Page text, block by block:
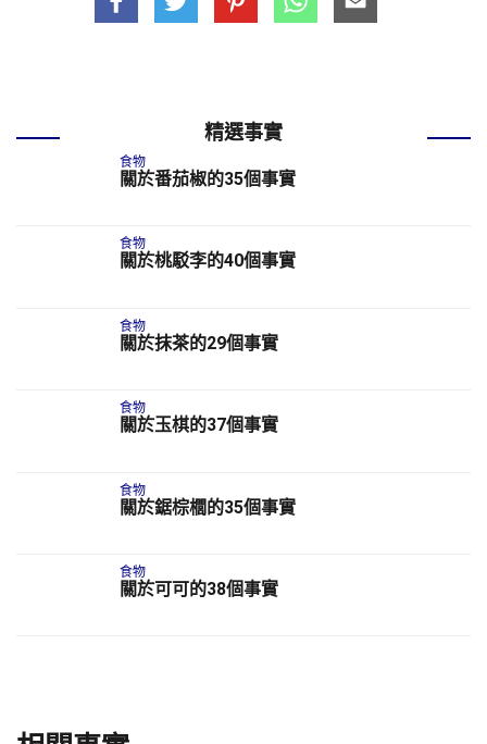
精選事實
食物
關於番茄椒的35個事實
食物
關於桃駁李的40個事實
食物
關於抹茶的29個事實
食物
關於玉棋的37個事實
食物
關於鋸棕櫚的35個事實
食物
關於可可的38個事實